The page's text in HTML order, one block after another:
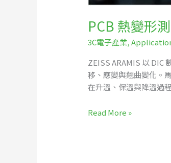
PCB 熱變形
3C電子產業,
ZEISS ARAMIS 以 DIC
移、應變與翹曲變化。
在升溫、保溫與降溫過
Read More »